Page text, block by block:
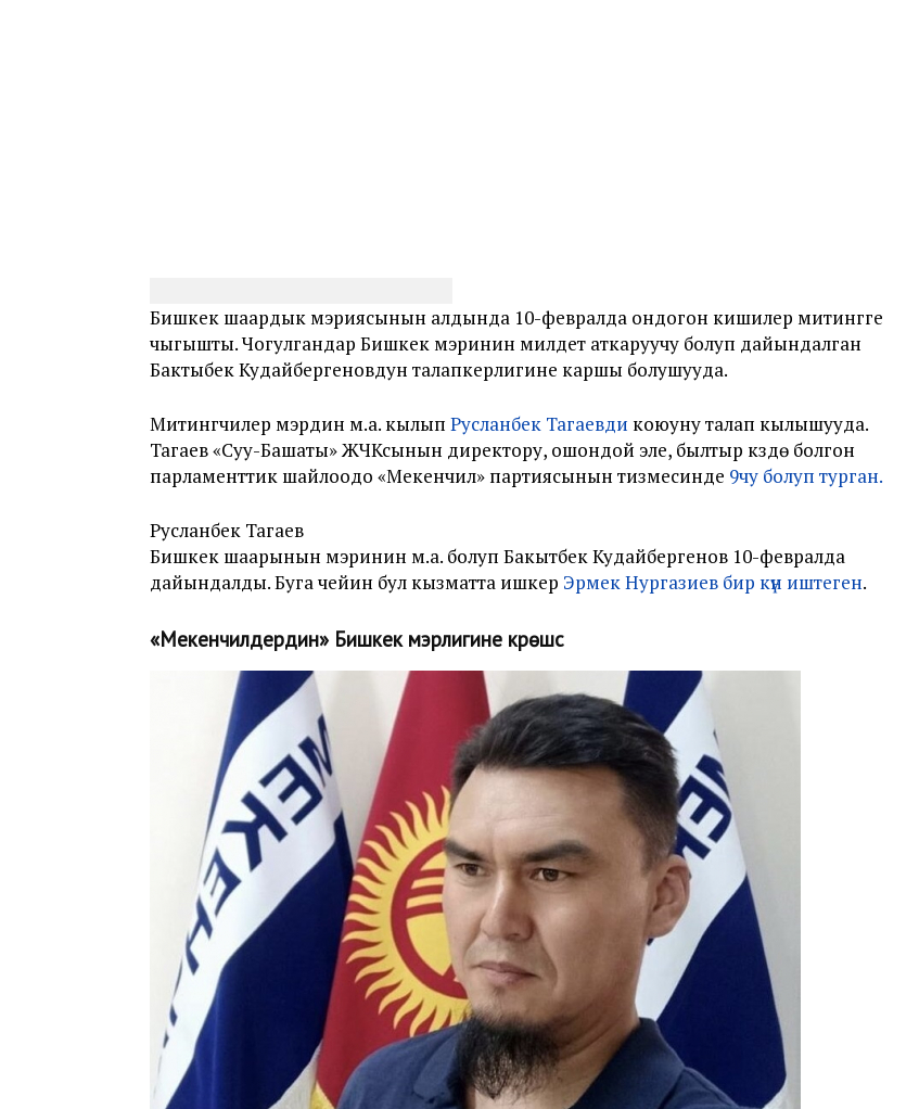
Бишкек шаардык мэриясынын алдында 10-февралда ондогон кишилер митингге
чыгышты. Чогулгандар Бишкек мэринин милдет аткаруучу болуп дайындалган
Бактыбек Кудайбергеновдун талапкерлигине каршы болушууда.
Митингчилер мэрдин м.а. кылып Русланбек Тагаевди коюуну талап кылышууда.
Тагаев «Суу-Башаты» ЖЧКсынын директору, ошондой эле, былтыр күздө болгон
парламенттик шайлоодо «Мекенчил» партиясынын тизмесинде 9чу болуп турган.
Русланбек Тагаев
Бишкек шаарынын мэринин м.а. болуп Бакытбек Кудайбергенов 10-февралда
дайындалды. Буга чейин бул кызматта ишкер Эрмек Нургазиев бир күн иштеген.
«Мекенчилдердин» Бишкек мэрлигине күрөшүүсү